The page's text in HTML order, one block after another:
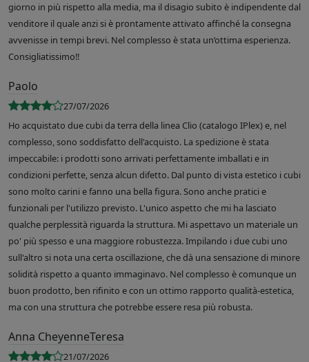
giorno in più rispetto alla media, ma il disagio subito è indipendente dal
venditore il quale anzi si è prontamente attivato affinché la consegna
avvenisse in tempi brevi. Nel complesso è stata un’ottima esperienza.
Consigliatissimo!!
Paolo
27/07/2026
Ho acquistato due cubi da terra della linea Clio (catalogo IPlex) e, nel
complesso, sono soddisfatto dell'acquisto. La spedizione è stata
impeccabile: i prodotti sono arrivati perfettamente imballati e in
condizioni perfette, senza alcun difetto. Dal punto di vista estetico i cubi
sono molto carini e fanno una bella figura. Sono anche pratici e
funzionali per l'utilizzo previsto. L'unico aspetto che mi ha lasciato
qualche perplessità riguarda la struttura. Mi aspettavo un materiale un
po' più spesso e una maggiore robustezza. Impilando i due cubi uno
sull'altro si nota una certa oscillazione, che dà una sensazione di minore
solidità rispetto a quanto immaginavo. Nel complesso è comunque un
buon prodotto, ben rifinito e con un ottimo rapporto qualità-estetica,
ma con una struttura che potrebbe essere resa più robusta.
Anna CheyenneTeresa
21/07/2026